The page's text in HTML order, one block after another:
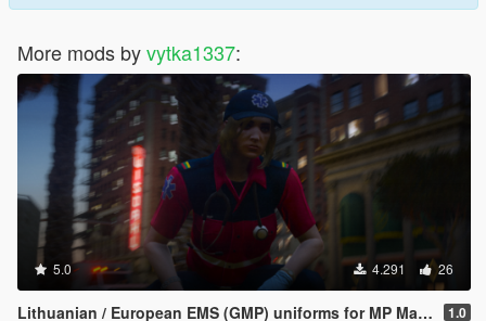
More mods byvytka1337:
5.0 4.291 26
Lithuanian / European EMS (GMP) uniforms for MP Male & MP Female 1.0